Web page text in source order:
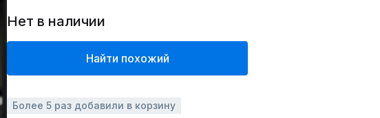
Нет в наличии
Найти похожий
Более 5 раз добавили в корзину